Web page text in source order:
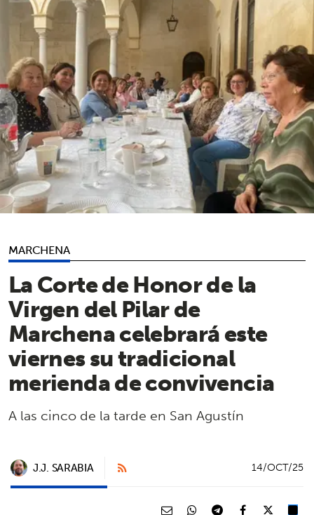
MARCHENA
La Corte de Honor de la
Virgen del Pilar de
Marchena celebrará este
viernes su tradicional
merienda de convivencia
A las cinco de la tarde en San Agustín
J.J. SARABIA 14/OCT/25